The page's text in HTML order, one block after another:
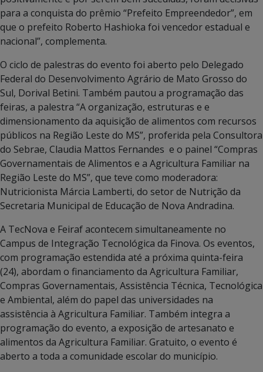
para a conquista do prêmio “Prefeito Empreendedor”, em
que o prefeito Roberto Hashioka foi vencedor estadual e
nacional”, complementa.
O ciclo de palestras do evento foi aberto pelo Delegado
Federal do Desenvolvimento Agrário de Mato Grosso do
Sul, Dorival Betini. Também pautou a programação das
feiras, a palestra “A organização, estruturas e e
dimensionamento da aquisição de alimentos com recursos
públicos na Região Leste do MS”, proferida pela Consultora
do Sebrae, Claudia Mattos Fernandes e o painel “Compras
Governamentais de Alimentos e a Agricultura Familiar na
Região Leste do MS”, que teve como moderadora:
Nutricionista Márcia Lamberti, do setor de Nutrição da
Secretaria Municipal de Educação de Nova Andradina.
A TecNova e Feiraf acontecem simultaneamente no
Campus de Integração Tecnológica da Finova. Os eventos,
com programação estendida até a próxima quinta-feira
(24), abordam o financiamento da Agricultura Familiar,
Compras Governamentais, Assistência Técnica, Tecnológica
e Ambiental, além do papel das universidades na
assistência à Agricultura Familiar. Também integra a
programação do evento, a exposição de artesanato e
alimentos da Agricultura Familiar. Gratuito, o evento é
aberto a toda a comunidade escolar do município.